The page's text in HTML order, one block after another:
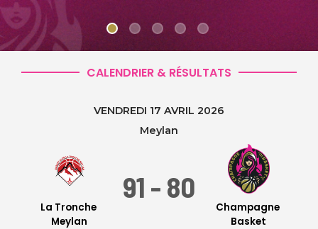
CALENDRIER & RÉSULTATS
VENDREDI 17 AVRIL 2026
Meylan
La Tronche
Meylan
91 - 80
Champagne
Basket